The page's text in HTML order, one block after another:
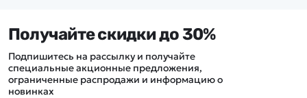
Получайте скидки до 30%
Подпишитесь на рассылку и получайте
специальные акционные предложения,
ограниченные распродажи и информацию о
новинках